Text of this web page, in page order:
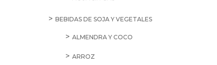
BEBIDAS DE SOJA Y VEGETALES
ALMENDRA Y COCO
ARROZ